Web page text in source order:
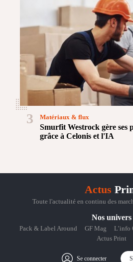
3
Smurfit Westrock gère ses
grâce à Celonis et l'IA
Matériaux & flux
Actus
Toute l'actualité en continu des
Nos univers
Pack & Label Around GF Mag L’info
Actus Print
Se connecter